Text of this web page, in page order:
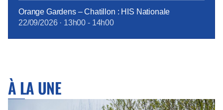
Orange Gardens – Chatillon : HIS Nationale
22/09/2026· 13h00 - 14h00
À LA UNE